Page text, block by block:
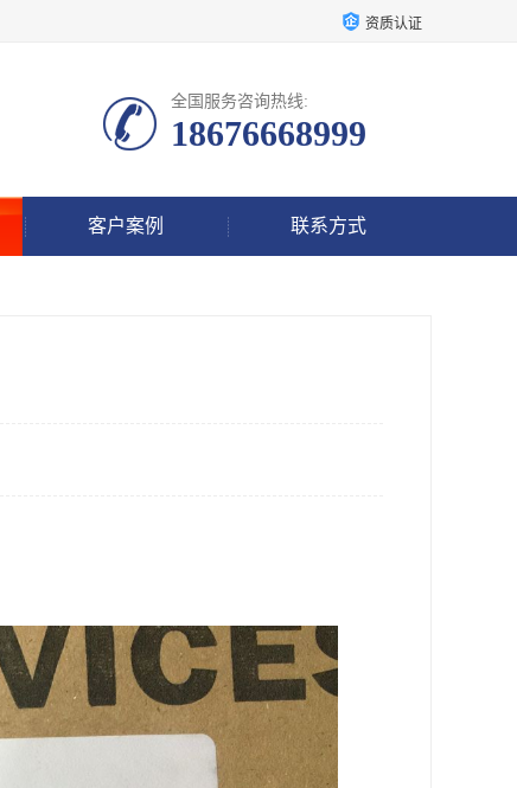
资质认证
全国服务咨询热线:
18676668999
客户案例 联系方式